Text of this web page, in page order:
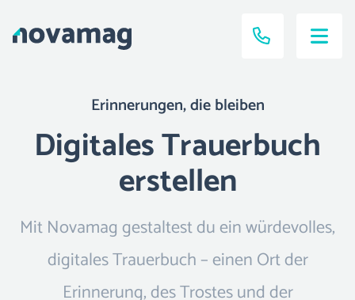
Digitales Trauerbuch
erstellen
Erinnerungen, die bleiben
Mit Novamag gestaltest du ein würdevolles,
digitales Trauerbuch – einen Ort der
Erinnerung, des Trostes und der